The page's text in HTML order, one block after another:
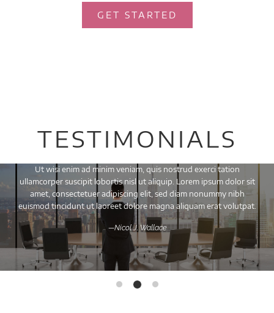
GET STARTED
TESTIMONIALS
Ut wisi enim ad minim veniam, quis nostrud exerci tation
ullamcorper suscipit lobortis nisl ut aliquip. Lorem ipsum dolor sit
amet, consectetuer adipiscing elit, sed diam nonummy nibh
euismod tincidunt ut laoreet dolore magna aliquam erat volutpat.
—Nicol J. Wallace